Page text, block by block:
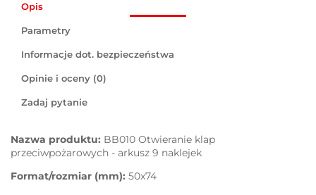
Opis
Parametry
Informacje dot. bezpieczeństwa
Opinie i oceny (0)
Zadaj pytanie
Nazwa produktu: BB010 Otwieranie klap
przeciwpożarowych - arkusz 9 naklejek
Format/rozmiar (mm): 50x74